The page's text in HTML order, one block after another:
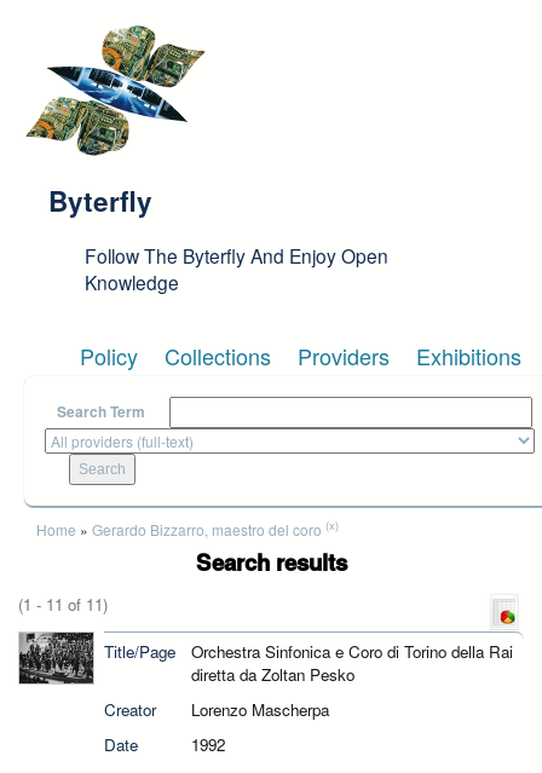
Byterfly
Follow The Byterfly And Enjoy Open
Knowledge
Policy Collections Providers Exhibitions
Search Term
You are here
Home » Gerardo Bizzarro, maestro del coro (x)
Search results
(1 - 11 of 11)
Title/Page
Orchestra Sinfonica e Coro di Torino della Rai
diretta da Zoltan Pesko
Creator
Lorenzo Mascherpa
Date
1992